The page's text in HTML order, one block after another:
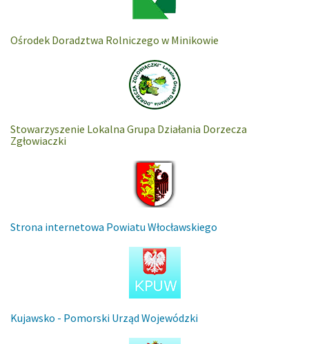
Ośrodek Doradztwa Rolniczego w Minikowie
Stowarzyszenie Lokalna Grupa Działania Dorzecza
Zgłowiaczki
Strona internetowa Powiatu Włocławskiego
Kujawsko - Pomorski Urząd Wojewódzki